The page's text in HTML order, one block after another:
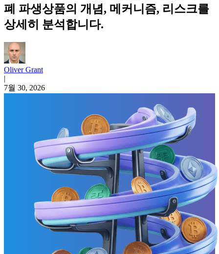
폐 파생상품의 개념, 메커니즘, 리스크를
상세히 분석합니다.
Oliver Grant
|
7월 30, 2026